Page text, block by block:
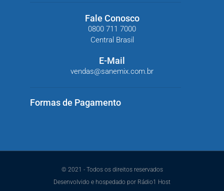
Fale Conosco
0800 711 7000
Central Brasil
E-Mail
vendas@sanemix.com.br
Formas de Pagamento
© 2021 - Todos os direitos reservados
Desenvolvido e hospedado por Rádio1 Host